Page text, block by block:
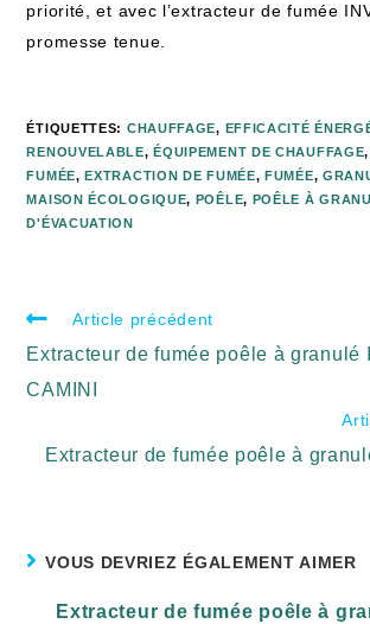
priorité, et avec l’extracteur de fumée
promesse tenue.
ÉTIQUETTES: CHAUFFAGE, EFFICACITÉ
RENOUVELABLE, ÉQUIPEMENT DE CHAUFFAGE,
FUMÉE, EXTRACTION DE FUMÉE, FUMÉE,
MAISON ÉCOLOGIQUE, POÊLE, POÊLE À
D'ÉVACUATION
Article précédent
Extracteur de fumée poêle à granulé
CAMINI
Extracteur de fumée poêle à
VOUS DEVRIEZ ÉGALEMENT AIMER
Extracteur de fumée poêle à